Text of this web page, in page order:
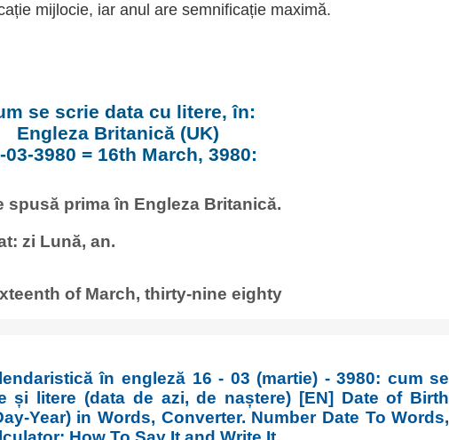
mijlocie, iar anul are semnificație maximă.
se scrie data cu litere, în:
Engleza Britanică (UK)
03-3980 = 16th March, 3980:
spusă prima în Engleza Britanică.
zi Lună, an.
of March, thirty-nine eighty
în engleză 16 - 03 (martie) - 3980: cum se
litere (data de azi, de naștere) [EN] Date of Birth
Year) in Words, Converter. Number Date To Words,